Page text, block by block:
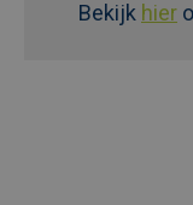
Bekijk hier